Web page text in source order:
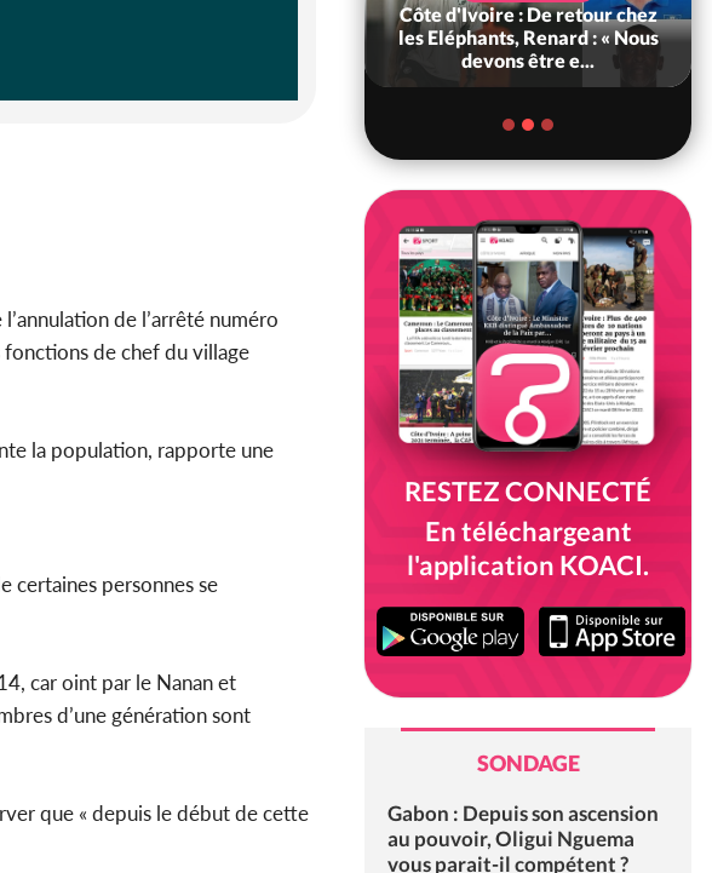
de l’arrêté numéro
fonctions de chef du village
la population, rapporte une
certaines personnes se
car oint par le Nanan et
d’une génération sont
que « depuis le début de cette
Côte d'Ivoire : De retour chez
les Eléphants, Renard : « Nous
devons être e...
RESTEZ CONNECTÉ
En téléchargeant
l'application KOACI.
SONDAGE
Gabon : Depuis son ascension
au pouvoir, Oligui Nguema
vous parait-il compétent ?